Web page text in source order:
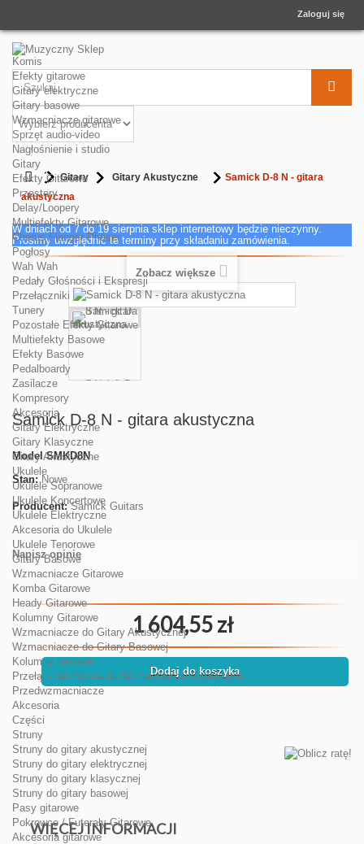
Zaloguj się
Komis
Efekty gitarowe
Gitary elektryczne
Gitary basowe
Wzmacniacze gitarowe
Sprzęt audio-video
Nagłośnienie i studio
Gitary
Efekty Gitarowe
Przestery
Delay/Loopery
Multiefekty Gitarowe
Chorus Flanger Phaser
Pogłosy
Wah Wah
Pedały Głośności i Ekspresji
Przełączniki
Tunery
Pozostałe Efekty Gitarowe
Multiefekty Basowe
Efekty Basowe
Pedalboardy
Zasilacze
Kompresory
Akcesoria
Gitary Elektryczne
Gitary Klasyczne
Gitary Akustyczne
Ukulele
Ukulele Sopranowe
Ukulele Koncertowe
Ukulele Elektryczne
Akcesoria do Ukulele
Ukulele Tenorowe
Gitary Basowe
Wzmacniacze Gitarowe
Komba Gitarowe
Heady Gitarowe
Kolumny Gitarowe
Wzmacniacze do Gitary Akustycznej
Wzmacniacze do Gitary Basowej
Kolumny basowe
Przełączniki Nożne do Wzmacniaczy Gitarowych
Przedwzmacniacze
Akcesoria
Części
Struny
Struny do gitary akustycznej
Struny do gitary elektrycznej
Struny do gitary klasycznej
Struny do gitary basowej
Pasy gitarowe
Pokrowce / Futerały Gitarowe
Akcesoria gitarowe
Gitary Gitary Akustyczne
Samick D-8 N - gitara
akustyczna
W dniach od 7 do 19 sierpnia sklep internetowy będzie nieczynny.
Prosimy uwzględnić te terminy przy składaniu zamówienia.
Zobacz większe
Samick D-8 N - gitara akustyczna
Model SMKD8N
Stan: Nowe
Producent: Samick Guitars
Napisz opinię
1 604,55 zł
Dodaj do koszyka
WIĘCEJ INFORMACJI